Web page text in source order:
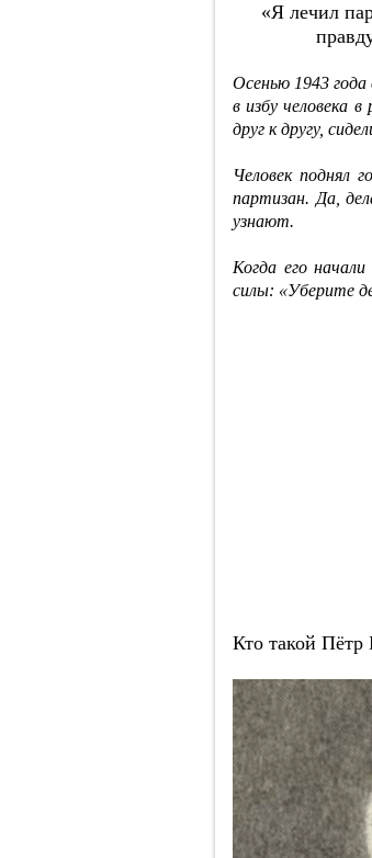
«Я лeчил
Осенью 1943 года
в избу человека
друг к другу,
Человек поднял
партизан. Да,
узнают.
Когда его
силы: «Уберите
Кто такой Пётр